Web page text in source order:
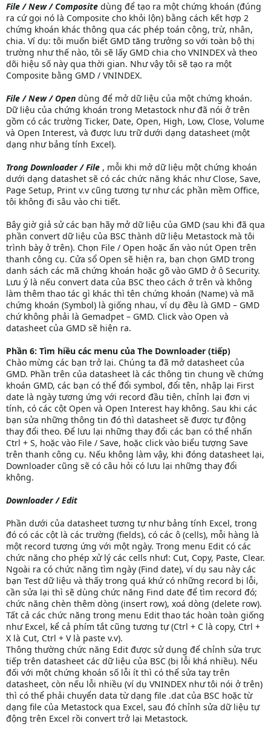
File / New / Composite dùng để tạo ra một chứng khoán (đúng
ra cứ gọi nó là Composite cho khỏi lộn) bằng cách kết hợp 2
chứng khoán khác thông qua các phép toán cộng, trừ, nhân,
chia. Ví dụ: tôi muốn biết GMD tăng trưởng so với toàn bộ thị
trường như thế nào, tôi sẽ lấy GMD chia cho VNINDEX và theo
dõi hiệu số này qua thời gian. Như vậy tôi sẽ tạo ra một
Composite bằng GMD / VNINDEX.
File / New / Open dùng để mở dữ liệu của một chứng khoán.
Dữ liệu của chứng khoán trong Metastock như đã nói ở trên
gồm có các trường Ticker, Date, Open, High, Low, Close, Volume
và Open Interest, và được lưu trữ dưới dạng datasheet (một
dạng như bảng tính Excel).
Trong Downloader / File , mỗi khi mở dữ liệu một chứng khoán
dưới dạng datashet sẽ có các chức năng khác như Close, Save,
Page Setup, Print v.v cũng tương tự như các phần mềm Office,
tôi không đi sâu vào chi tiết.
Bây giờ giả sử các bạn hãy mở dữ liệu của GMD (sau khi đã qua
phần convert dữ liệu của BSC thành dữ liệu Metastock mà tôi
trình bày ở trên). Chọn File / Open hoặc ấn vào nút Open trên
thanh công cụ. Cửa sổ Open sẽ hiện ra, bạn chọn GMD trong
danh sách các mã chứng khoán hoặc gõ vào GMD ở ô Security.
Lưu ý là nếu convert data của BSC theo cách ở trên và không
làm thêm thao tác gì khác thì tên chứng khoán (Name) và mã
chứng khoán (Symbol) là giống nhau, ví dụ đều là GMD – GMD
chứ không phải là Gemadpet – GMD. Click vào Open và
datasheet của GMD sẽ hiện ra.
Phần 6: Tìm hiều các menu của The Downloader (tiếp)
Chào mừng các bạn trở lại. Chúng ta đã mở datasheet của
GMD. Phần trên của datasheet là các thông tin chung về chứng
khoán GMD, các bạn có thể đổi symbol, đổi tên, nhập lại First
date là ngày tương ứng với record đầu tiên, chỉnh lại đơn vị
tính, có các cột Open và Open Interest hay không. Sau khi các
bạn sửa những thông tin đó thì datasheet sẽ được tự động
thay đổi theo. Để lưu lại những thay đổi các bạn có thể nhấn
Ctrl + S, hoặc vào File / Save, hoặc click vào biểu tượng Save
trên thanh công cụ. Nếu không làm vậy, khi đóng datasheet lại,
Downloader cũng sẽ có câu hỏi có lưu lại những thay đổi
không.
Downloader / Edit
Phần dưới của datasheet tương tự như bảng tính Excel, trong
đó có các cột là các trường (fields), có các ô (cells), mỗi hàng là
một record tương ứng với một ngày. Trong menu Edit có các
chức năng cho phép xử lý các cells nhưl: Cut, Copy, Paste, Clear.
Ngoài ra có chức năng tìm ngày (Find date), ví dụ sau này các
bạn Test dữ liệu và thấy trong quá khứ có những record bị lỗi,
cần sửa lại thì sẽ dùng chức năng Find date để tìm record đó;
chức năng chèn thêm dòng (insert row), xoá dòng (delete row).
Tất cả các chức năng trong menu Edit thao tác hoàn toàn giống
như Excel, kể cả phím tắt cũng tương tự (Ctrl + C là copy, Ctrl +
X là Cut, Ctrl + V là paste v.v).
Thông thường chức năng Edit được sử dụng để chỉnh sửa trực
tiếp trên datasheet các dữ liệu của BSC (bị lỗi khá nhiều). Nếu
đối với một chứng khoán số lỗi ít thì có thể sửa tay trên
datasheet, còn nếu lỗi nhiều (ví dụ VNINDEX như tôi nói ở trên)
thì có thể phải chuyển data từ dạng file .dat của BSC hoặc từ
dạng file của Metastock qua Excel, sau đó chỉnh sửa dữ liệu tự
động trên Excel rồi convert trở lại Metastock.